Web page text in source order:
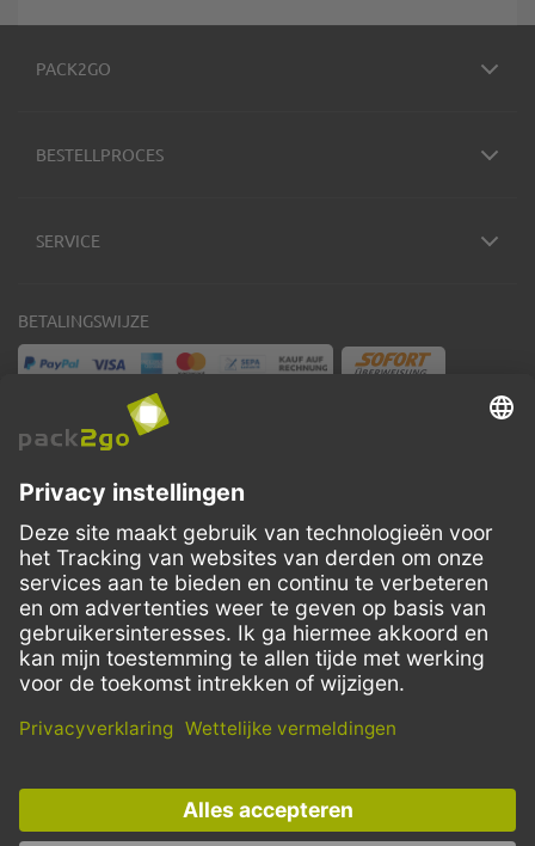
PACK2GO
BESTELLPROCES
SERVICE
BETALINGSWIJZE
FacebookInstagramLinkedIn